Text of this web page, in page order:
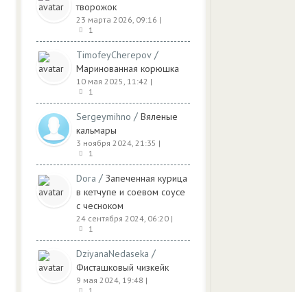
творожок
23 марта 2026, 09:16 |
1
TimofeyCherepov /
Маринованная корюшка
10 мая 2025, 11:42 |
1
Sergeymihno / Вяленые
кальмары
3 ноября 2024, 21:35 |
1
Dora / Запеченная курица
в кетчупе и соевом соусе
с чесноком
24 сентября 2024, 06:20 |
1
DziyanaNedaseka /
Фисташковый чизкейк
9 мая 2024, 19:48 |